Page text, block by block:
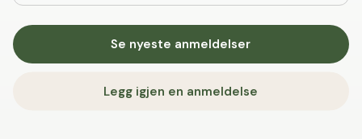
Se nyeste anmeldelser
Legg igjen en anmeldelse